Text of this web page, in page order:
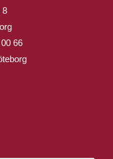
8
66